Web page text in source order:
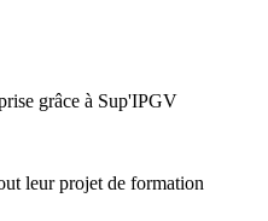
grâce à Sup'IPGV
leur projet de formation